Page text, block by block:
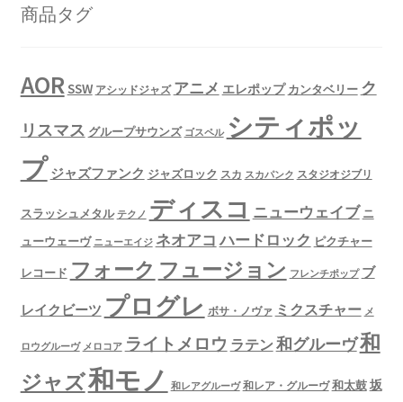
商品タグ
AORSSW アシッドジャズ アニメ エレポップ カンタベリー ク
リスマス グループサウンズ ゴスペル シティポッ
プ ジャズファンク ジャズロック スカ スカパンク スタジオジブリ
スラッシュメタル テクノ ディスコ ニューウェイブ ニ
ューウェーヴ ニューエイジ ネオアコ ハードロック ピクチャー
レコード フォーク フュージョン フレンチポップ ブ
レイクビーツ プログレ ボサ・ノヴァ ミクスチャー メ
ロウグルーヴ メロコア ライトメロウ ラテン 和グルーヴ和
ジャズ和モノ 和レアグルーヴ 和レア・グルーヴ 和太鼓坂